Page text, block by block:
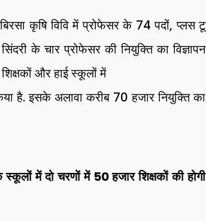
कृषि विवि में प्रोफेसर के 74 पदों, प्लस टू
के चार प्रोफेसर की नियुक्ति का विज्ञापन
और हाई स्कूलों में
है. इसके अलावा करीब 70 हजार नियुक्ति का
में दो चरणों में 50 हजार शिक्षकों की होगी